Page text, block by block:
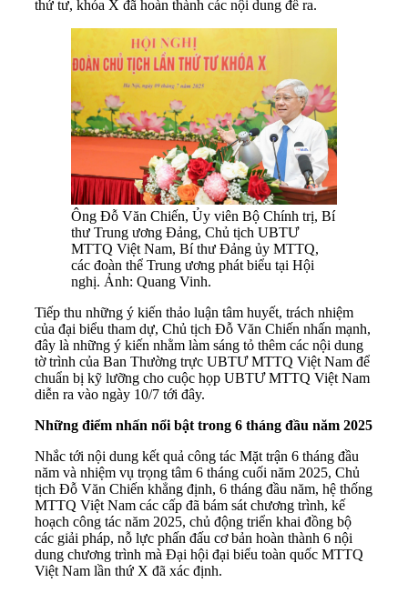
thứ tư, khóa X đã hoàn thành các nội dung đề ra.
Ông Đỗ Văn Chiến, Ủy viên Bộ Chính trị, Bí
thư Trung ương Đảng, Chủ tịch UBTƯ
MTTQ Việt Nam, Bí thư Đảng ủy MTTQ,
các đoàn thể Trung ương phát biểu tại Hội
nghị. Ảnh: Quang Vinh.
Tiếp thu những ý kiến thảo luận tâm huyết, trách nhiệm
của đại biểu tham dự, Chủ tịch Đỗ Văn Chiến nhấn mạnh,
đây là những ý kiến nhằm làm sáng tỏ thêm các nội dung
tờ trình của Ban Thường trực UBTƯ MTTQ Việt Nam để
chuẩn bị kỹ lưỡng cho cuộc họp UBTƯ MTTQ Việt Nam
diễn ra vào ngày 10/7 tới đây.
Những điểm nhấn nổi bật trong 6 tháng đầu năm 2025
Nhắc tới nội dung kết quả công tác Mặt trận 6 tháng đầu
năm và nhiệm vụ trọng tâm 6 tháng cuối năm 2025, Chủ
tịch Đỗ Văn Chiến khẳng định, 6 tháng đầu năm, hệ thống
MTTQ Việt Nam các cấp đã bám sát chương trình, kế
hoạch công tác năm 2025, chủ động triển khai đồng bộ
các giải pháp, nỗ lực phấn đấu cơ bản hoàn thành 6 nội
dung chương trình mà Đại hội đại biểu toàn quốc MTTQ
Việt Nam lần thứ X đã xác định.